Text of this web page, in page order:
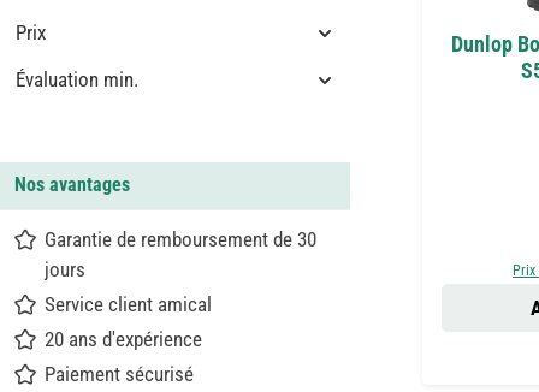
Prix
Évaluation min.
Nos avantages
Garantie de remboursement de 30
jours
Service client amical
20 ans d'expérience
Paiement sécurisé
Dunlop